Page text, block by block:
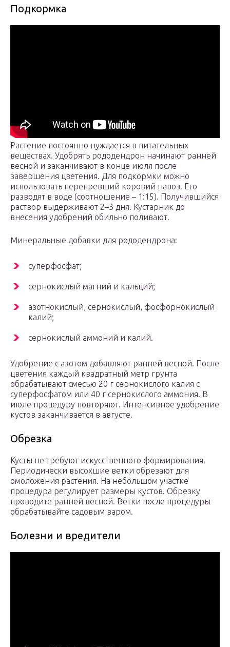
Подкормка
Растение постоянно нуждается в питательных
веществах. Удобрять рододендрон начинают ранней
весной и заканчивают в конце июля после
завершения цветения. Для подкормки можно
использовать перепревший коровий навоз. Его
разводят в воде (соотношение – 1:15). Получившийся
раствор выдерживают 2–3 дня. Кустарник до
внесения удобрений обильно поливают.
Минеральные добавки для рододендрона:
суперфосфат;
сернокислый магний и кальций;
азотнокислый, сернокислый, фосфорнокислый
калий;
сернокислый аммоний и калий.
Удобрение с азотом добавляют ранней весной. После
цветения каждый квадратный метр грунта
обрабатывают смесью 20 г сернокислого калия с
суперфосфатом или 40 г сернокислого аммония. В
июле процедуру повторяют. Интенсивное удобрение
кустов заканчивается в августе.
Обрезка
Кусты не требуют искусственного формирования.
Периодически высохшие ветки обрезают для
омоложения растения. На небольшом участке
процедура регулирует размеры кустов. Обрезку
проводите ранней весной. Ветки после процедуры
обрабатывайте садовым варом.
Болезни и вредители